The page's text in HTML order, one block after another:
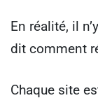
En réalité, il
dit comment
Chaque site